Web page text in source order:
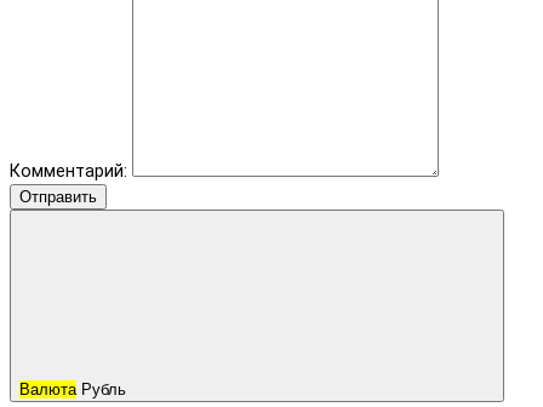
Комментарий:
Отправить
Валюта Рубль